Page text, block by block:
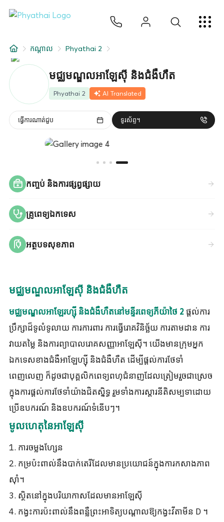
អត្ថបទ
អំពីពួកយើង
សាខាមន្ទីរពេទ្យ
កណ្តាល Phyathai 2
មជ្ឈមណ្ឌលអាឡែស៊ី និងជំងឺហឺត
Phyathai 2 AI Translated
ធ្វើការណាត់ជួប ទូរស័ព្ទ។
កញ្ចប់ និងការផ្សព្វផ្សាយ
គ្រូពេទ្យឯកទេស
អត្ថបទសុខភាព
មជ្ឈមណ្ឌលអាឡែស៊ី និងជំងឺហឺត
មជ្ឈមណ្ឌលអាឡែរហ្ស៊ី និងជំងឺហឺតនៅមន្ទីរពេទ្យភីយ៉ាថៃ 2 ផ្តល់ការ
ប្រឹក្សាដ៏ទូលំទូលាយ ការការពារ ការធ្វើរោគវិនិច្ឆ័យ ការតាមដាន ការ
វាយតម្លៃ និងការព្យាបាលរោគសញ្ញាអាឡែស៊ី។ យើងមានក្រុមអ្នក
ឯកទេសខាងជំងឺអាឡែហ្ស៊ី និងជំងឺហឺត ដើម្បីផ្តល់ការថែទាំ
ពេញលេញ ក៏ដូចជាបុគ្គលិកពេទ្យពហុជំនាញដែលត្រៀមរួចជាស្រេច
ក្នុងការផ្តល់ការថែទាំយ៉ាងជិតស្និទ្ធ រួមទាំងការស្តារនីតិសម្បទាដោយ
ប្រើឧបករណ៍ និងឧបករណ៍ទំនើបៗ។
មូលហេតុនៃអាឡែស៊ី
1. ការចម្លងហ្សែន
2. កម្រប៉ះពាល់នឹងបាក់តេរីដែលមានប្រយោជន៍ក្នុងការកសាងភាព
ស៊ាំ។
3. ស្ថិតនៅក្នុងបរិយាកាសដែលមានអាឡែស៊ី
4. កង្វះការប៉ះពាល់នឹងពន្លឺព្រះអាទិត្យបណ្តាលឱ្យកង្វះវីតាមីន D ។